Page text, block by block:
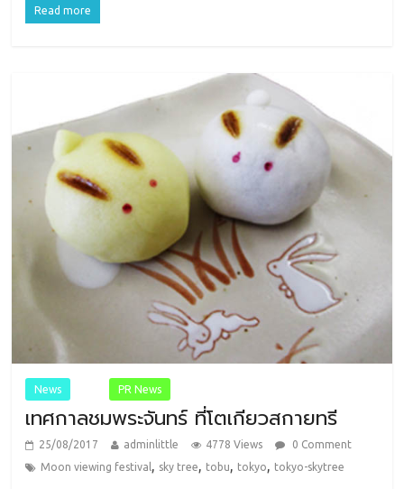
Read more
News PR News
เทศกาลชมพระจันทร์ ที่โตเกียวสกายทรี
25/08/2017 adminlittle 4778 Views
0 Comment
Moon viewing festival , sky tree, tobu, tokyo, tokyo-skytree